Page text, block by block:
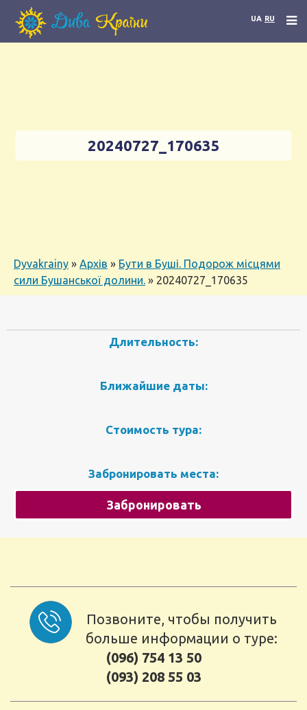
UA RU
20240727_170635
Dyvakrainy » Архів » Бути в Буші. Подорож місцями
сили Бушанської долини. » 20240727_170635
Длительность:
Ближайшие даты:
Стоимость тура:
Забронировать места:
Забронировать
Позвоните, чтобы получить
больше информации о туре:
(096) 754 13 50
(093) 208 55 03